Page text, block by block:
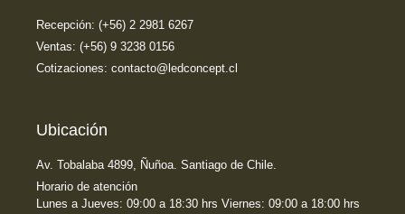
Recepción: (+56) 2 2981 6267
Ventas: (+56) 9 3238 0156
Cotizaciones: contacto@ledconcept.cl
Ubicación
Av. Tobalaba 4899, Ñuñoa. Santiago de Chile.
Horario de atención
Lunes a Jueves: 09:00 a 18:30 hrs Viernes: 09:00 a 18:00 hrs